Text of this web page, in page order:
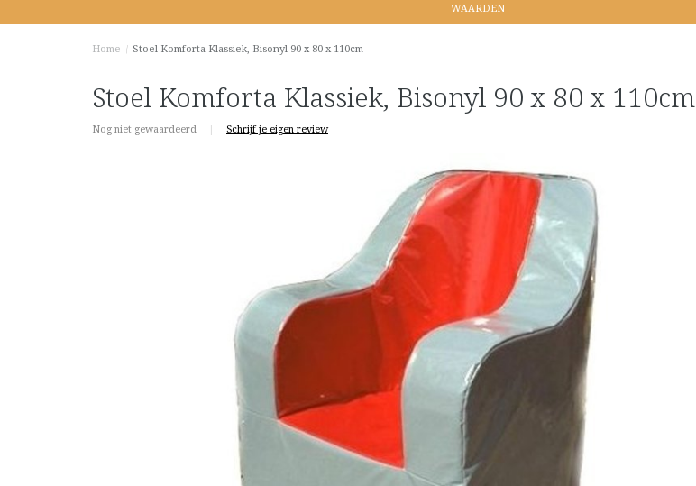
WAARDEN
Home / Stoel Komforta Klassiek, Bisonyl 90 x 80 x 110cm
Stoel Komforta Klassiek, Bisonyl 90 x 80 x 110cm
Nog niet gewaardeerd | Schrijf je eigen review